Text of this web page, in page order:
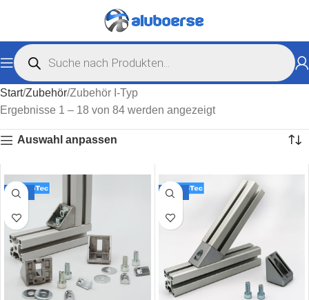
Start Zubehör Zubehör I-Typ
Ergebnisse 1 – 18 von 84 werden angezeigt
Auswahl anpassen
-30% -25%